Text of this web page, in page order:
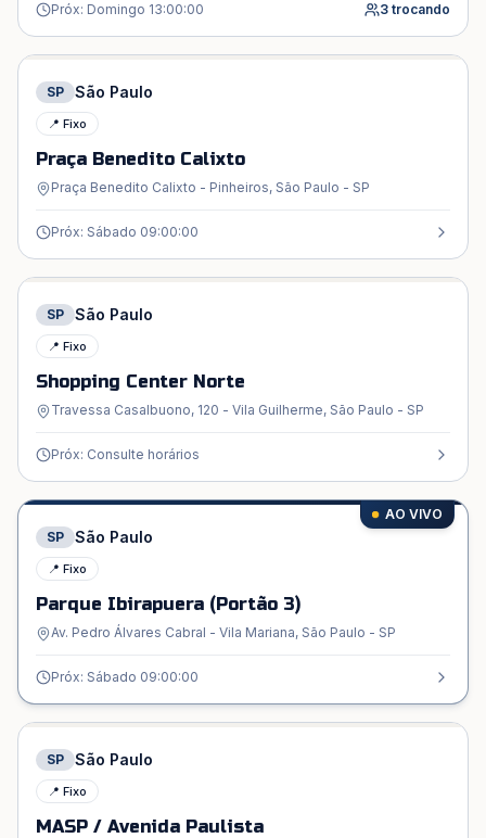
Próx: Domingo 13:00:00 3 trocando
SP São Paulo
📍 Fixo
Praça Benedito Calixto
Praça Benedito Calixto - Pinheiros, São Paulo - SP
Próx: Sábado 09:00:00
SP São Paulo
📍 Fixo
Shopping Center Norte
Travessa Casalbuono, 120 - Vila Guilherme, São Paulo - SP
Próx: Consulte horários
AO VIVO
SP
São Paulo
📍 Fixo
Parque Ibirapuera (Portão 3)
Av. Pedro Álvares Cabral - Vila Mariana, São Paulo - SP
Próx: Sábado 09:00:00
SP São Paulo
📍 Fixo
MASP / Avenida Paulista